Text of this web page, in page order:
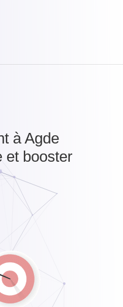
à Agde
et booster